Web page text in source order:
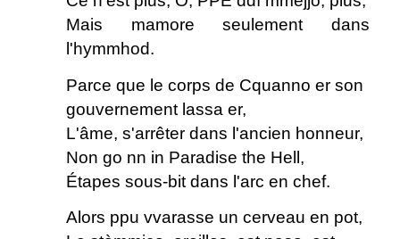
Mais mamore seulement dans
l'hymmhod.
Parce que le corps de Cquanno er son
gouvernement lassa er,
L'âme, s'arrêter dans l'ancien honneur,
Non go nn in Paradise the Hell,
Étapes sous-bit dans l'arc en chef.
Alors ppu vvarasse un cerveau en pot,